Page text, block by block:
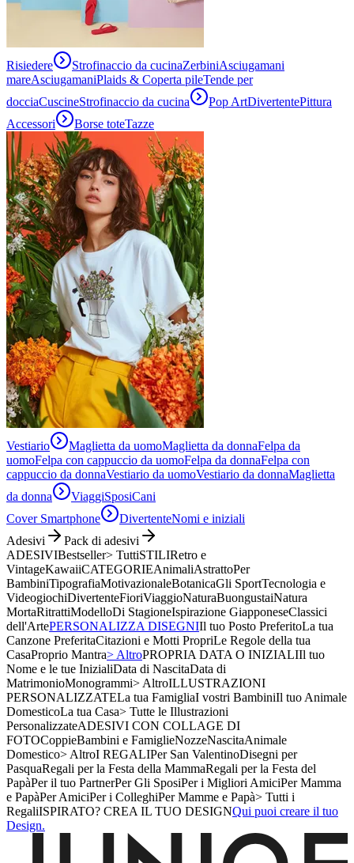
Risiedere Strofinaccio da cucinaZerbiniAsciugamani
mareAsciugamaniPlaids & Coperta pileTende per
docciaCuscineStrofinaccio da cucina Pop ArtDivertentePittura
Accessori
Borse toteTazze
Vestiario Maglietta da uomoMaglietta da donnaFelpa da
uomoFelpa con cappuccio da uomoFelpa da donnaFelpa con
cappuccio da donnaVestiario da uomoVestiario da donnaMaglietta
da donna
ViaggiSposiCani
Cover Smartphone
DivertenteNomi e iniziali
Adesivi
Pack di adesivi
ADESIVIBestseller> TuttiSTILIRetro e
VintageKawaiiCATEGORIEAnimaliAstrattoPer
BambiniTipografiaMotivazionaleBotanicaGli SportTecnologia e
VideogiochiDivertenteFioriViaggioNaturaBuongustaiNatura
MortaRitrattiModelloDi StagioneIspirazione GiapponeseClassici
dell'ArtePERSONALIZZA DISEGNIIl tuo Posto PreferitoLa tua
Canzone PreferitaCitazioni e Motti PropriLe Regole della tua
CasaProprio Mantra> AltroPROPRIA DATA O INIZIALIIl tuo
Nome e le tue InizialiData di NascitaData di
MatrimonioMonogrammi> AltroILLUSTRAZIONI
PERSONALIZZATELa tua FamigliaI vostri BambiniIl tuo Animale
DomesticoLa tua Casa> Tutte le Illustrazioni
PersonalizzateADESIVI CON COLLAGE DI
FOTOCoppieBambini e FamiglieNozzeNascitaAnimale
Domestico> AltroI REGALIPer San ValentinoDisegni per
PasquaRegali per la Festa della MammaRegali per la Festa del
PapàPer il tuo PartnerPer Gli SposiPer i Migliori AmiciPer Mamma
e PapàPer AmiciPer i ColleghiPer Mamme e Papà> Tutti i
RegaliISPIRATO? CREA IL TUO DESIGNQui puoi creare il tuo
Design.